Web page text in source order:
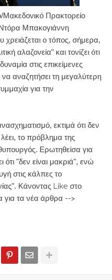
Μακεδονικό Πρακτορείο
Μπακογιάννη
χρειάζεται ο τόπος, σήμερα,
αλαζονεία" και τονίζει ότι
στις επικείμενες
να αναζητήσει τη μεγαλύτερη
για την
εκτιμά ότι δεν
το πρόβλημα της
Ερωτηθείσα για
"δεν είναι μακριά", ενώ
στις κάλπες το
Κάνοντας Like στο
τα νέα άρθρα -->